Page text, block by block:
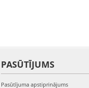
PASŪTĪJUMS
Pasūtījuma apstiprinājums